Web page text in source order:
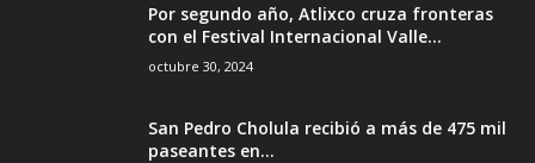
Por segundo año, Atlixco cruza fronteras
con el Festival Internacional Valle...
octubre 30, 2024
San Pedro Cholula recibió a más de 475 mil
paseantes en...